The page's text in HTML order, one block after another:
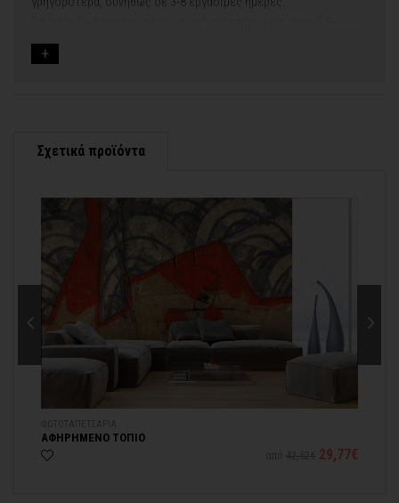
Εφόσον επιλέξετε να προσθέσετε και διακοσμητική κορνίζα
λίγος περισσότερος χρόνος για να παραδοθεί.
Μπορείτε πάντα να επικοινωνείτε μαζί μας για περισσότερες
πληροφορίες στο
Σχετικά προϊόντα
ΑΦΗΡΗΜΕΝΟ ΤΟΠΙΟ
29,77€